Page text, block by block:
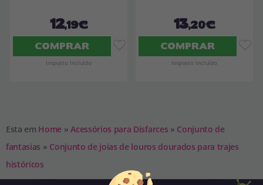
12,19€
COMPRAR
Imposto Incluído
13,20€
COMPRAR
Imposto Incluído
Esta em Home » Acessórios para Disfarces » Conjunto de
fantasias » Conjunto de joias de louros dourados para trajes
históricos